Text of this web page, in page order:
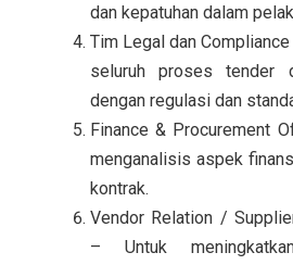
dan kepatuhan dalam
Tim Legal dan
seluruh proses tender
dengan regulasi dan
Finance & Procurement
menganalisis aspek
kontrak.
Vendor Relation /
– Untuk